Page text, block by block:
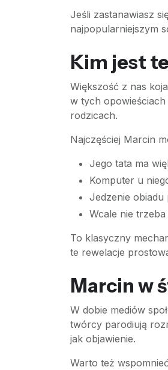
Jeśli zastanawiasz
najpopularniejszym
Kim jest
Większość z nas
w tych
rodzicach.
Najczęściej Marcin
Jego tata ma
Komputer u
Jedzenie obiadu
Wcale nie
To klasyczny
te rewelacje
Marcin w
W dobie mediów
twórcy parodiują
jak objawienie.
Warto też